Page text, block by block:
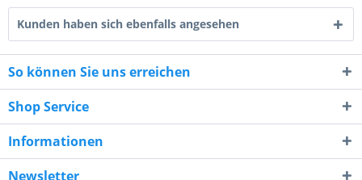
10 + 1 = ?
Kunden haben sich ebenfalls angesehen
So können Sie uns erreichen
Shop Service
Informationen
Newsletter